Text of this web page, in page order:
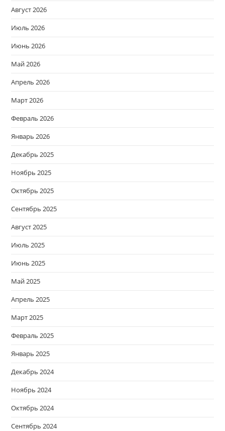
Август 2026
Июль 2026
Июнь 2026
Май 2026
Апрель 2026
Март 2026
Февраль 2026
Январь 2026
Декабрь 2025
Ноябрь 2025
Октябрь 2025
Сентябрь 2025
Август 2025
Июль 2025
Июнь 2025
Май 2025
Апрель 2025
Март 2025
Февраль 2025
Январь 2025
Декабрь 2024
Ноябрь 2024
Октябрь 2024
Сентябрь 2024